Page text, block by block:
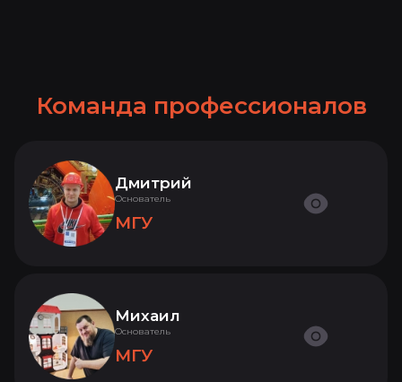
Команда профессионалов
Дмитрий
Основатель
МГУ
Михаил
Основатель
МГУ